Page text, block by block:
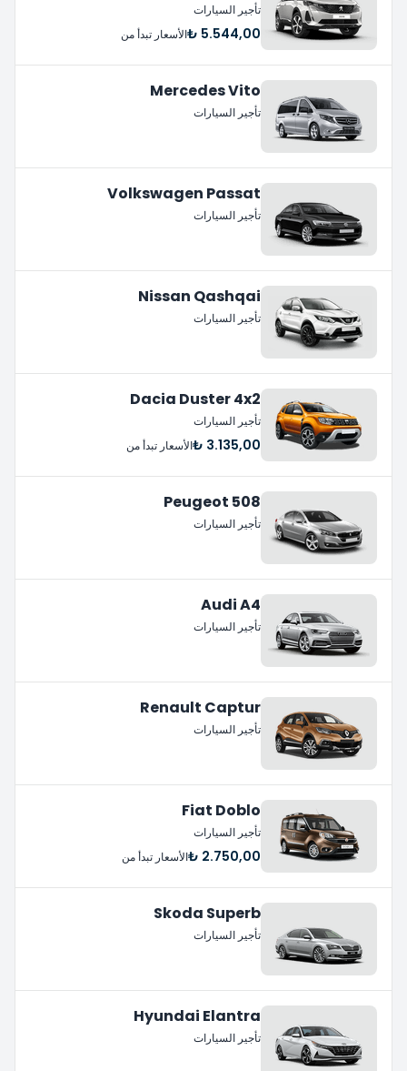
تأجير السيارات
5.544,00 ₺ الأسعار تبدأ من
Mercedes Vito
تأجير السيارات
Volkswagen Passat
تأجير السيارات
Nissan Qashqai
تأجير السيارات
Dacia Duster 4x2
تأجير السيارات
3.135,00 ₺ الأسعار تبدأ من
Peugeot 508
تأجير السيارات
Audi A4
تأجير السيارات
Renault Captur
تأجير السيارات
Fiat Doblo
تأجير السيارات
2.750,00 ₺ الأسعار تبدأ من
Skoda Superb
تأجير السيارات
Hyundai Elantra
تأجير السيارات